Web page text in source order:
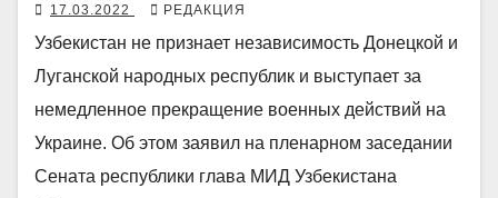
17.03.2022 РЕДАКЦИЯ
Узбекистан не признает независимость Донецкой и
Луганской народных республик и выступает за
немедленное прекращение военных действий на
Украине. Об этом заявил на пленарном заседании
Сената республики глава МИД Узбекистана